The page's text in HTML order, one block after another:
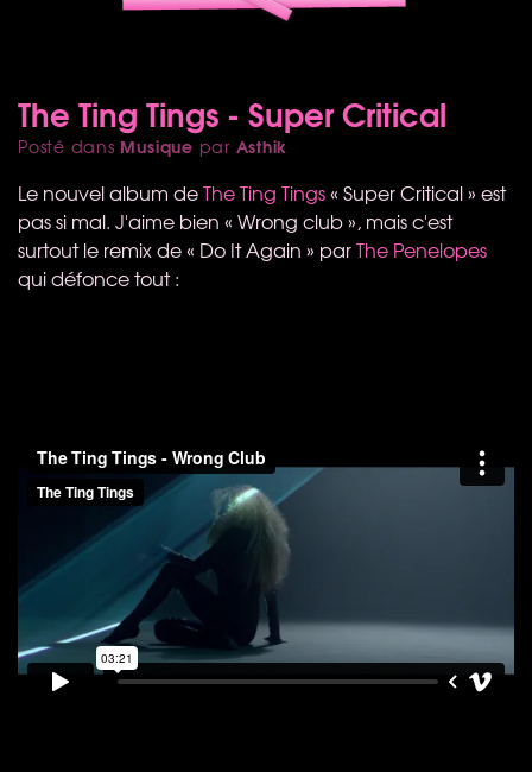
The Ting Tings - Super Critical
Posté dans Musique par Asthik
Le nouvel album deThe Ting Tings« Super Critical » est
pas si mal. J'aime bien « Wrong club », mais c'est
surtout le remix de « Do It Again » parThe Penelopes
qui défonce tout :